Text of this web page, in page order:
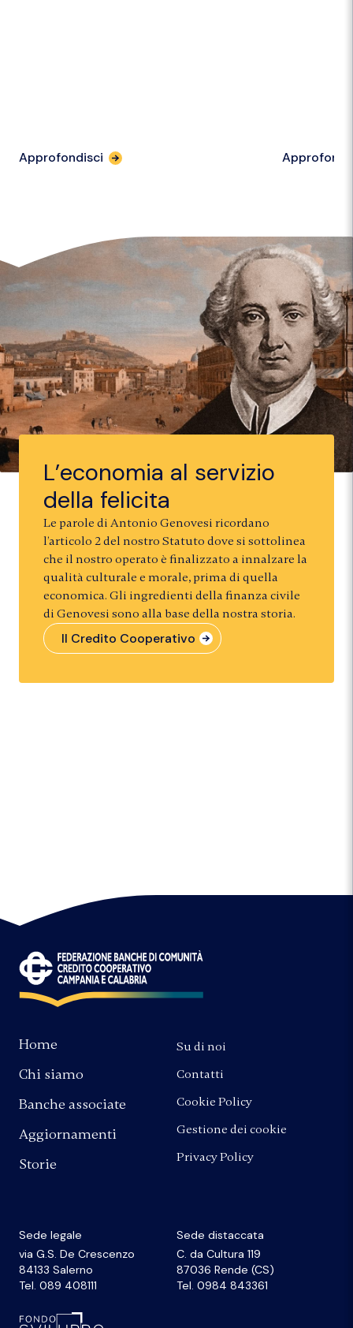
Approfondisci
L’economia al servizio
della felicita
Le parole di Antonio Genovesi ricordano
l’articolo 2 del nostro Statuto dove si sottolinea
che il nostro operato è finalizzato a innalzare la
qualità culturale e morale, prima di quella
economica. Gli ingredienti della finanza civile
di Genovesi sono alla base della nostra storia.
Il Credito Cooperativo
Sede legale
via G.S. De Crescenzo
84133 Salerno
Tel. 089 408111
Sede distaccata
C. da Cultura 119
87036 Rende (CS)
Tel. 0984 843361
Home
Chi siamo
Banche associate
Aggiornamenti
Storie
Su di noi
Contatti
Cookie Policy
Gestione dei cookie
Privacy Policy